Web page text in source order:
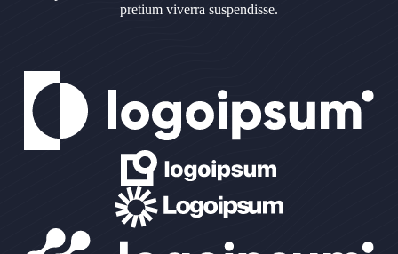
pretium viverra suspendisse.